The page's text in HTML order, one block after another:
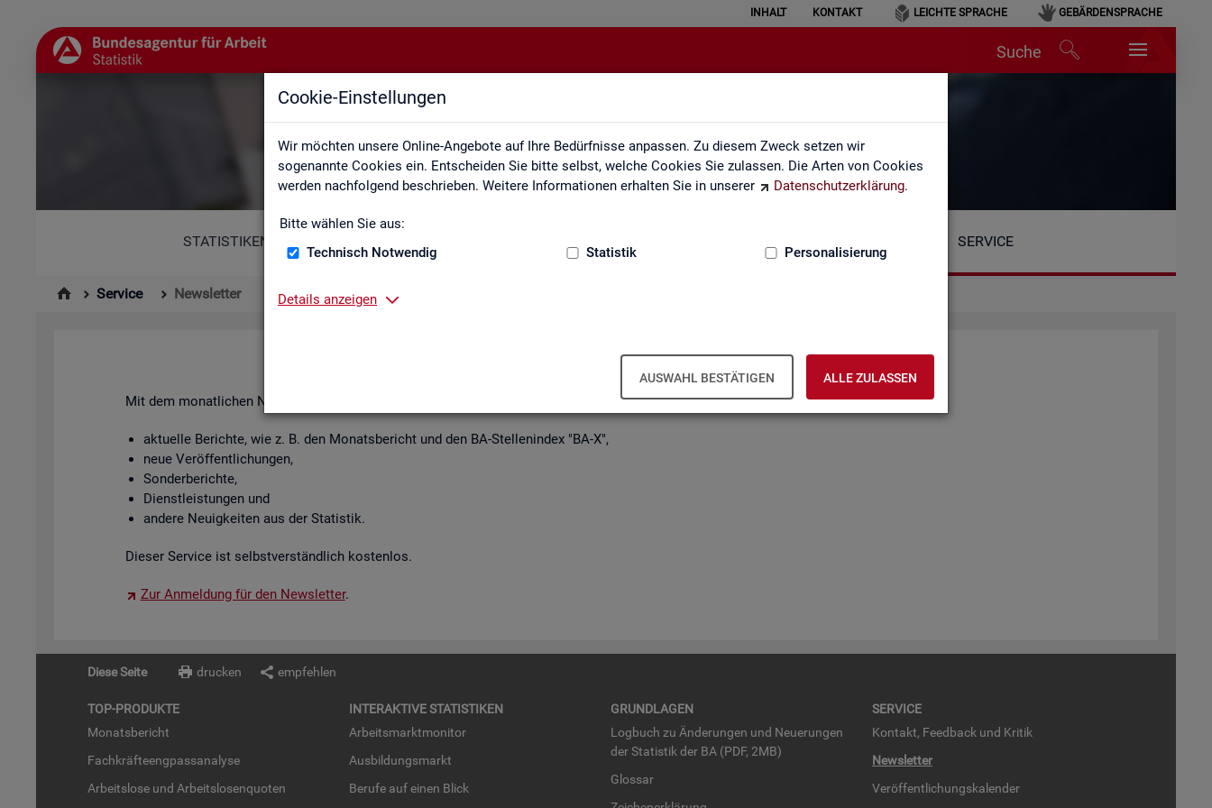
Cookie-Einstellungen
Wir möchten unsere Online-Angebote auf Ihre Bedürfnisse anpassen. Zu diesem Zweck setzen wir
sogenannte Cookies ein. Entscheiden Sie bitte selbst, welche Cookies Sie zulassen. Die Arten von Cookies
werden nachfolgend beschrieben. Weitere Informationen erhalten Sie in unserer
Datenschutzerklärung.
Bitte wählen Sie aus:
Technisch Notwendig
Statistik Personalisierung
Details anzeigen
AUSWAHL BESTÄTIGEN ALLE ZULASSEN
INHALT KONTAKT LEICHTE SPRACHE GEBÄRDENSPRACHE
Suche
Newsletter
STATISTIKEN SERVICE
Service Newsletter
News­let­ter Sta­tis­tik und Ar­beits­markt­be­richt­erstat­tung der BA
Mit dem mo­nat­li­chen News­let­ter in­for­mie­ren wir Sie über ver­schie­de­ne The­men und ak­tu­el­le Ent­wick­lun­gen.
ak­tu­el­le Be­rich­te, wie z. B. den Mo­nats­be­richt und den BA-Stel­len­in­dex "BA-X",
neue Ver­öf­fent­li­chun­gen,
Son­der­be­rich­te,
Dienst­leis­tun­gen und
an­de­re Neu­ig­kei­ten aus der Sta­tis­tik.
Die­ser Ser­vice ist selbst­ver­ständ­lich kos­ten­los.
Zur An­mel­dung für den News­let­ter.
Diese Seite drucken empfehlen
TOP-PRO­DUK­TE
Mo­nats­be­richt
Fach­kräf­te­eng­pass­ana­ly­se
Ar­beits­lo­se und Ar­beits­lo­sen­quo­ten
IN­TER­AK­TI­VE STA­TIS­TI­KEN
Ar­beits­markt­mo­ni­tor
Aus­bil­dungs­markt
Be­ru­fe auf einen Blick
GRUND­LA­GEN
Log­buch zu Än­de­run­gen und Neue­run­gen
der Sta­tis­tik der BA (PDF, 2MB)
Glos­sar
SER­VICE
Kon­takt, Feed­back und Kri­tik
News­let­ter
Ver­öf­fent­li­chungs­ka­len­der